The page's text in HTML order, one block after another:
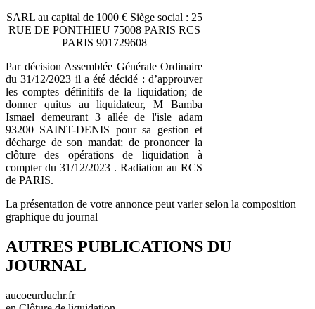
SARL au capital de 1000 € Siège social : 25
RUE DE PONTHIEU 75008 PARIS RCS
PARIS 901729608
Par décision Assemblée Générale Ordinaire
du 31/12/2023 il a été décidé : d’approuver
les comptes définitifs de la liquidation; de
donner quitus au liquidateur, M Bamba
Ismael demeurant 3 allée de l'isle adam
93200 SAINT-DENIS pour sa gestion et
décharge de son mandat; de prononcer la
clôture des opérations de liquidation à
compter du 31/12/2023 . Radiation au RCS
de PARIS.
La présentation de votre annonce peut varier selon la composition
graphique du journal
AUTRES PUBLICATIONS DU
JOURNAL
aucoeurduchr.fr